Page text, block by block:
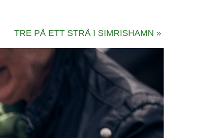
TRE PÅ ETT STRÅ I SIMRISHAMN »